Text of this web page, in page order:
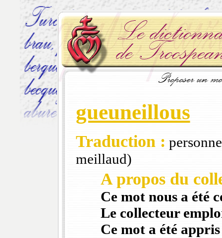
gueuneillous
Traduction :
meillaud)
A propos du
Ce mot nous a été
Le collecteur
Ce mot a été